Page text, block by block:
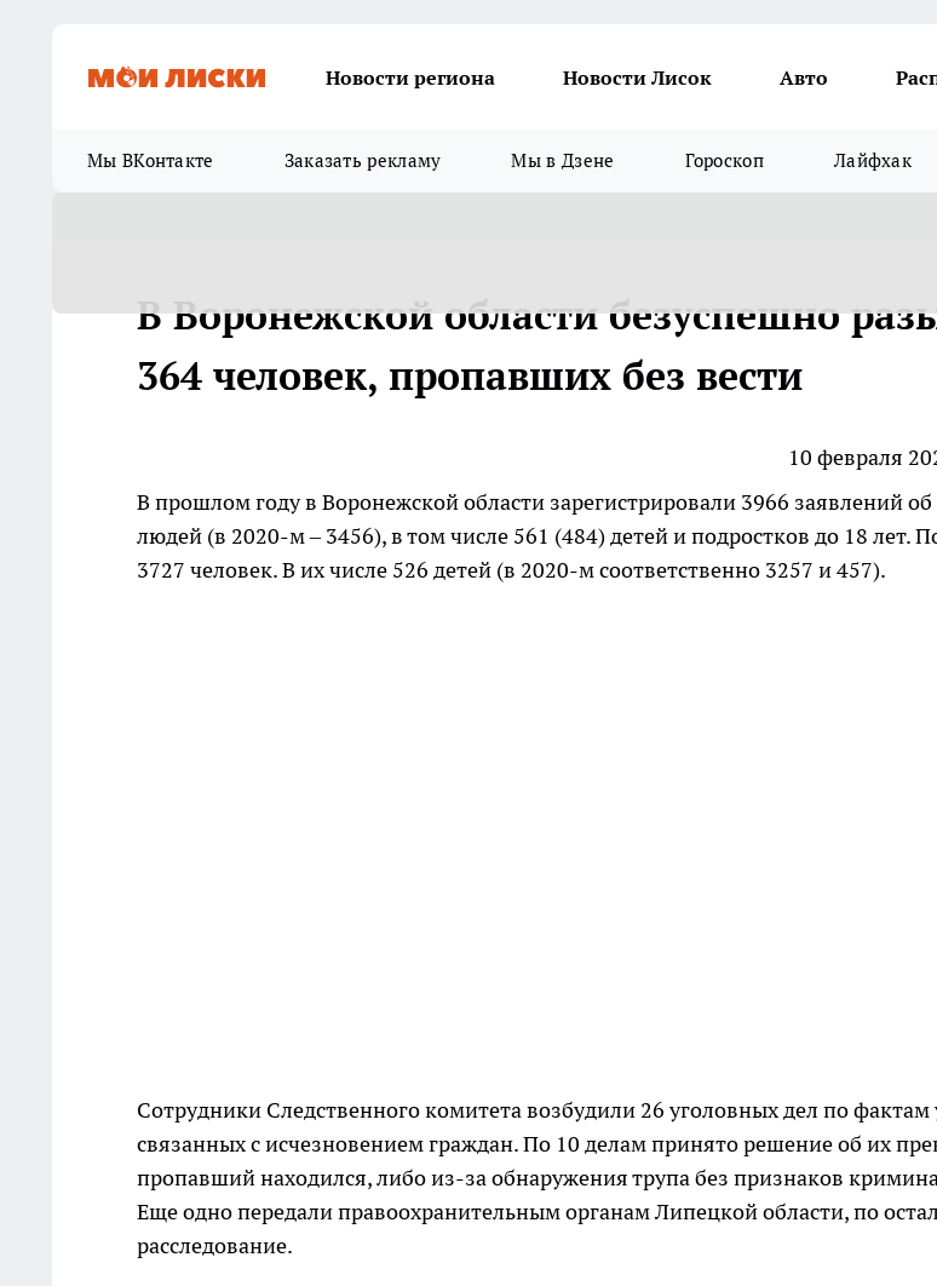
Новости региона Новости Лисок Авто
Мы ВКонтакте Заказать рекламу Мы в Дзене Гороскоп Лайфхак
В Воронежской области безуспешно
364 человек, пропавших без вести
10 февраля
В прошлом году в Воронежской области зарегистрировали 3966 заявлений
людей (в 2020-м – 3456), в том числе 561 (484) детей и подростков до 18 лет.
3727 человек. В их числе 526 детей (в 2020-м соответственно 3257 и 457).
Сотрудники Следственного комитета возбудили 26 уголовных дел по фактам
связанных с исчезновением граждан. По 10 делам принято решение об их
пропавший находился, либо из-за обнаружения трупа без признаков
Еще одно передали правоохранительным органам Липецкой области, по
расследование.